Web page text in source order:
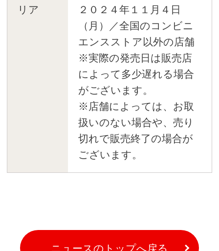
リア
２０２４年１１月４日
（月）／全国のコンビニ
エンスストア以外の店舗
※実際の発売日は販売店
によって多少遅れる場合
がございます。
※店舗によっては、お取
扱いのない場合や、売り
切れで販売終了の場合が
ございます。
ニュースのトップへ戻る